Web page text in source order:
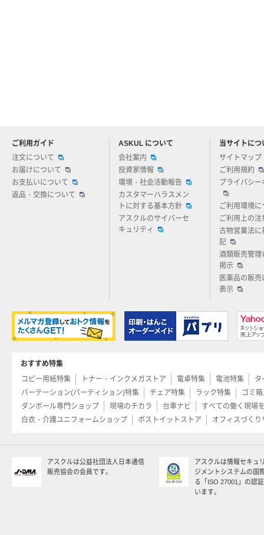
ご利用ガイド
注文について
お届けについて
お支払いについて
返品・交換について
ASKUL について
会社案内
投資家情報
環境・社会活動報告
カスタマーハラスメン
トに対する基本方針
アスクルのサイバーセ
キュリティ
当サイトにつ
サイトマップ
ご利用規約
プライバシー
ご利用環境に
ご利用上の注
古物営業法に
記
酒類販売管理
掲示
医薬品の販売
表示
アスクルについてお気軽にご質問ください
おすすめ特集
コピー用紙特集
トナー・インクメガストア 電卓特集 電池特集
タ
パーテーション(パーティション)特集
チェア特集 ラック特集
ゴミ
ダンボール専門ショップ
現場のチカラ 台車ナビ
すべての働く現場
白衣・介護ユニフォームショップ
ポストイットストア オフィスづくり
アスクルは公益社団法人日本通信
販売協会の会員です。
アスクルは情報セキュ
ジメントシステムの国
る「ISO 27001」の認
います。